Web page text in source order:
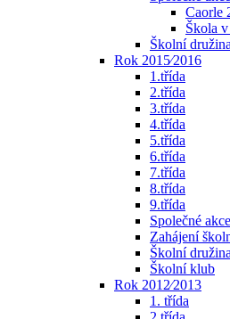
Caorle
Škola
Školní
Rok 2015⁄2016
1.třída
2.třída
3.třída
4.třída
5.třída
6.třída
7.třída
8.třída
9.třída
Společné akce
Zahájení
Školní
Školní klub
Rok 2012⁄2013
1. třída